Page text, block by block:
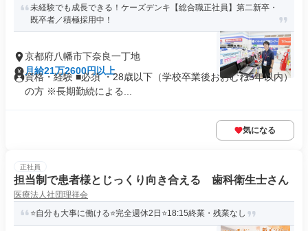
未経験でも成長できる！ケーズデンキ【総合職正社員】第二新卒・
既卒者／積極採用中！
京都府八幡市下奈良一丁地
月給21万2600円以上
資格・経験 ■必須 ・28歳以下（学校卒業後おおむね5年以内）
の方 ※長期勤続による...
気になる
正社員
担当制で患者様とじっくり向き合える 歯科衛生士さん
医療法人社団理祥会
⭐自分も大事に働ける⭐完全週休2日⭐18:15終業・残業なし